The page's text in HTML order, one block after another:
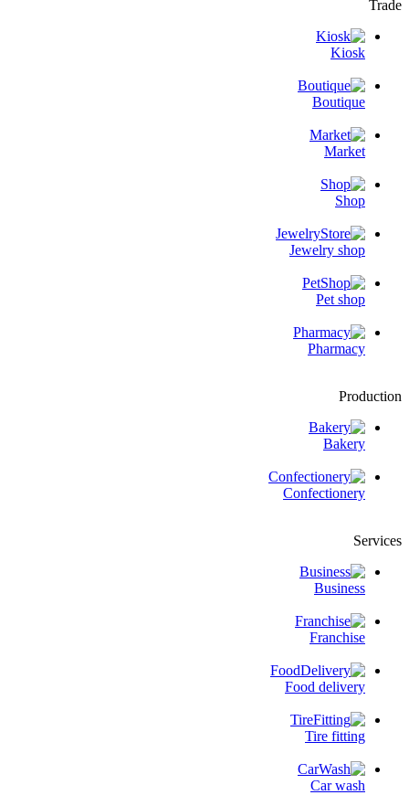
Trade
Kiosk
Boutique
Market
Shop
Jewelry shop
Pet shop
Pharmacy
Production
Bakery
Confectionery
Services
Business
Franchise
Food delivery
Tire fitting
Car wash